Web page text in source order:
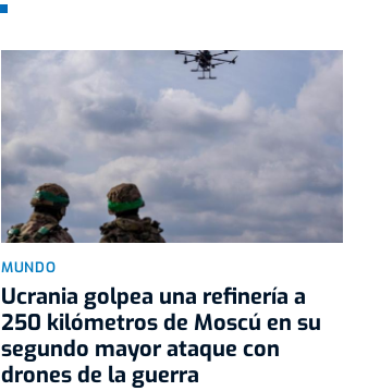
MUNDO
Ucrania golpea una refinería a
250 kilómetros de Moscú en su
segundo mayor ataque con
drones de la guerra